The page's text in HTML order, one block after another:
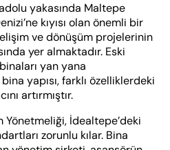
yakasında Maltepe
kıyısı olan önemli bir
ve dönüşüm projelerinin
yer almaktadır. Eski
yan yana
yapısı, farklı özelliklerdeki
artırmıştır.
Yönetmeliği, İdealtepe’deki
zorunlu kılar. Bina